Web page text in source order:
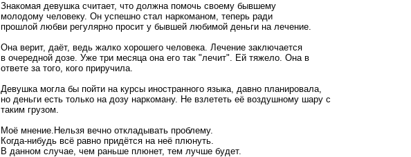
Знакомая девушка считает, что должна помочь своему бывшему
молодому человеку. Он успешно стал наркоманом, теперь ради
прошлой любви регулярно просит у бывшей любимой деньги на лечение.
Она верит, даёт, ведь жалко хорошего человека. Лечение заключается
в очередной дозе. Уже три месяца она его так "лечит". Ей тяжело. Она в
ответе за того, кого приручила.
Девушка могла бы пойти на курсы иностранного языка, давно планировала,
но деньги есть только на дозу наркоману. Не взлететь её воздушному шару с
таким грузом.
Моё мнение.Нельзя вечно откладывать проблему.
Когда-нибудь всё равно придётся на неё плюнуть.
В данном случае, чем раньше плюнет, тем лучше будет.